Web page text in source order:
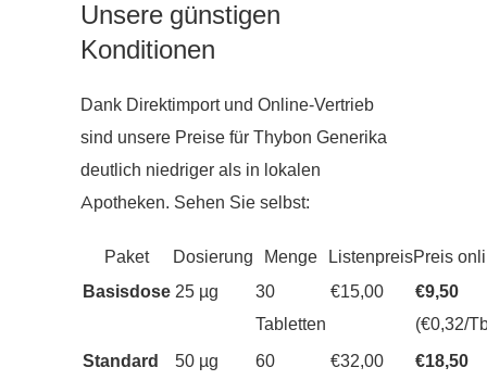
Unsere günstigen
Konditionen
Dank Direktimport und Online-Vertrieb
sind unsere Preise für Thybon Generika
deutlich niedriger als in lokalen
Apotheken. Sehen Sie selbst:
Paket Dosierung Menge ListenpreisPreis
Basisdose25 µg
30
Tabletten
€15,00
€9,50
(€0,32/
Standard
50 µg
60
€32,00
€18,50